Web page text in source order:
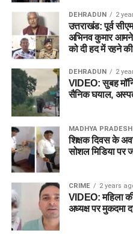
DEHRADUN 2
उत्तराखंड: पूर्व
अभिनव कुमार
को दी हद में रहने
DEHRADUN 2
VIDEO: सुबह
सैनिक घयाल,
MADHYA PRADESH
शिक्षक दिवस के
सोशल मिडिया पर
CRIME 2 years
VIDEO: महिला
अध्यक्ष पर मुकदमा